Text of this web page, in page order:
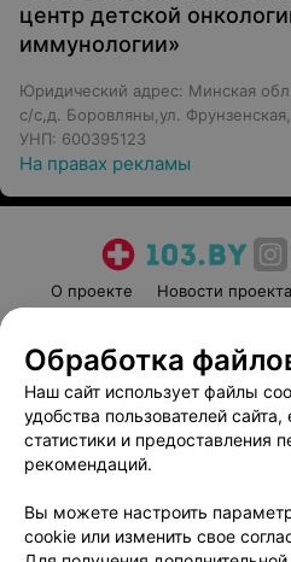
центр детской
иммунологии»
Юридический адрес: Минская
с/с,д. Боровляны,ул.
УНП: 600395123
На правах рекламы
О проекте Новости проекта
Пользовательское
Вакансии
Написать
Обработка
Обработка
Наш сайт использует файлы
удобства пользователей
статистики и предоставления
рекомендаций.
Вы можете настроить
cookie или изменить свое